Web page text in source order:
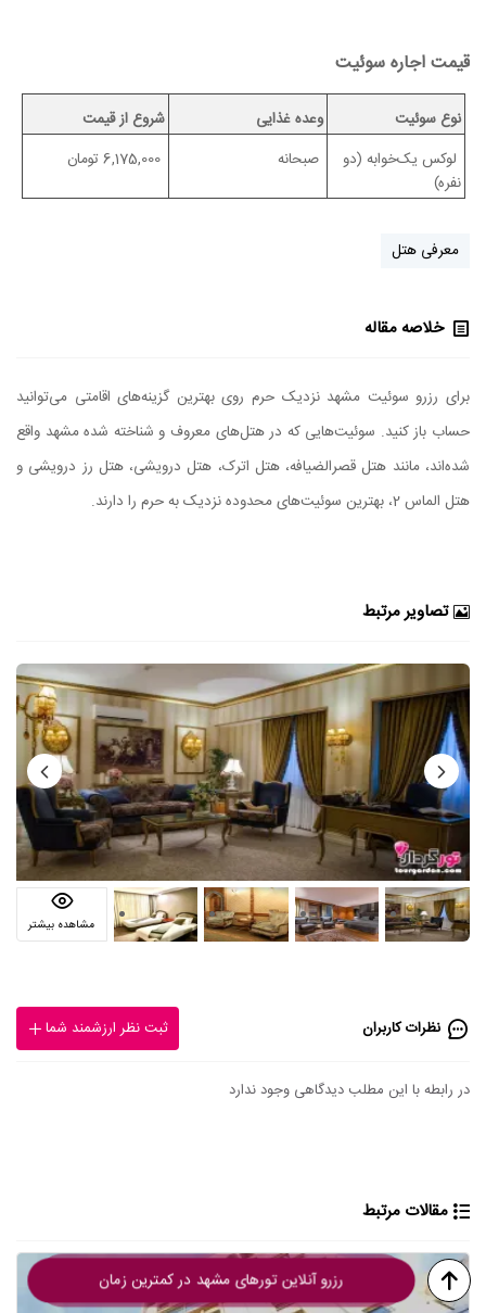
قیمت اجاره سوئیت
نوع سوئیت وعده غذایی
شروع از قیمت
لوکس یک‌خوابه (دو
نفره)
صبحانه 6,175,000 تومان
معرفی هتل
خلاصه مقاله
برای رزرو سوئیت مشهد نزدیک حرم روی بهترین گزینه‌های اقامتی می‌توانید
حساب باز کنید. سوئیت‌هایی که در هتل‌های معروف و شناخته شده مشهد واقع
شده‌اند، مانند هتل قصرالضیافه، هتل اترک، هتل درویشی، هتل رز درویشی و
هتل الماس 2، بهترین سوئیت‌های محدوده نزدیک به حرم را دارند.
تصاویر مرتبط
مشاهده بیشتر
نظرات کاربران ثبت نظر ارزشمند شما
در رابطه با این مطلب دیدگاهی وجود ندارد
مقالات مرتبط
رزرو آنلاین تورهای مشهد در کمترین زمان